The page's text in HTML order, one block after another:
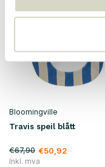
Bloomingville
Travis speil blått
€67,90 €50,92
Inkl. mva